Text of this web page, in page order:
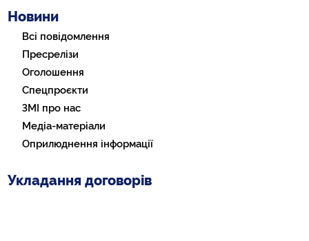
Новини
Всі повідомлення
Пресрелізи
Оголошення
Спецпроєкти
ЗМІ про нас
Медіа-матеріали
Оприлюднення інформації
Укладання договорів